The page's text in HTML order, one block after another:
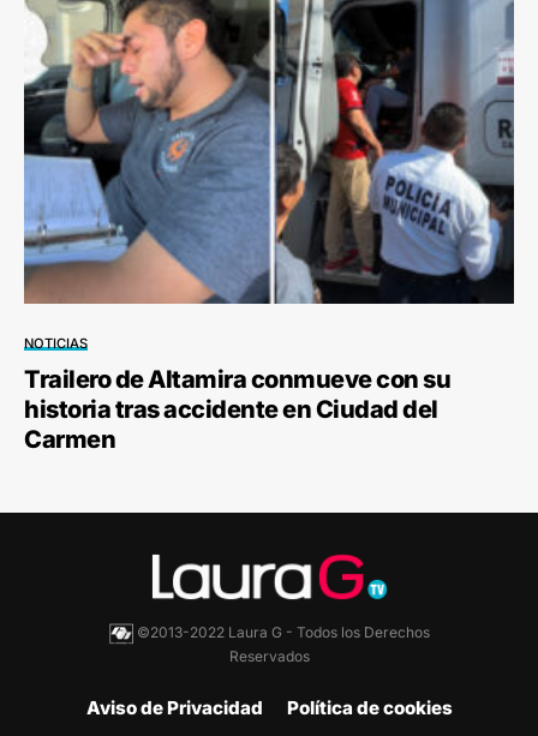
NOTICIAS
Trailero de Altamira conmueve con su
historia tras accidente en Ciudad del
Carmen
©2013-2022 Laura G - Todos los Derechos
Reservados
Aviso de Privacidad Política de cookies